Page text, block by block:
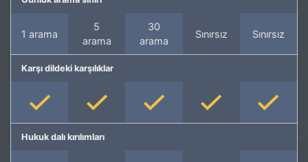
1 arama
5
arama
30
arama
Sınırsız Sınırsız
Karşı dildeki karşılıklar
Hukuk dalı kırılımları